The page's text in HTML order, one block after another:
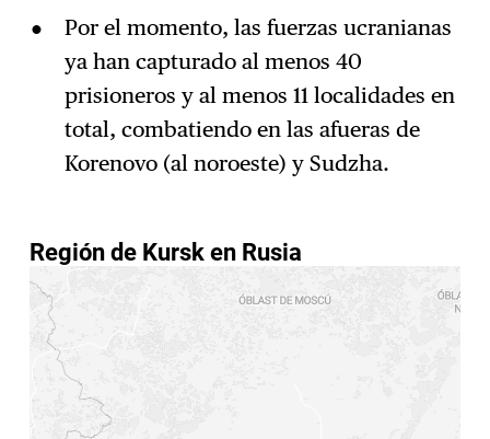
Por el momento, las fuerzas ucranianas
ya han capturado al menos 40
prisioneros y al menos 11 localidades en
total, combatiendo en las afueras de
Korenovo (al noroeste) y Sudzha.